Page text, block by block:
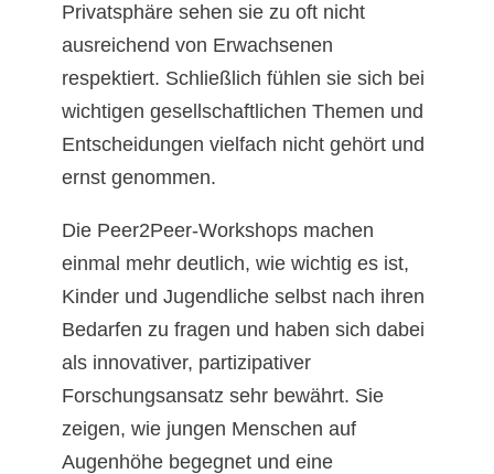
Privatsphäre sehen sie zu oft nicht
ausreichend von Erwachsenen
respektiert. Schließlich fühlen sie sich bei
wichtigen gesellschaftlichen Themen und
Entscheidungen vielfach nicht gehört und
ernst genommen.
Die Peer2Peer-Workshops machen
einmal mehr deutlich, wie wichtig es ist,
Kinder und Jugendliche selbst nach ihren
Bedarfen zu fragen und haben sich dabei
als innovativer, partizipativer
Forschungsansatz sehr bewährt. Sie
zeigen, wie jungen Menschen auf
Augenhöhe begegnet und eine